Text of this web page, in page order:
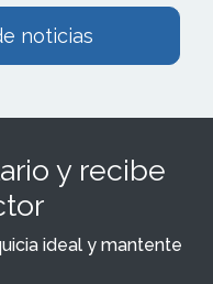
noticias
y recibe
ideal y mantente